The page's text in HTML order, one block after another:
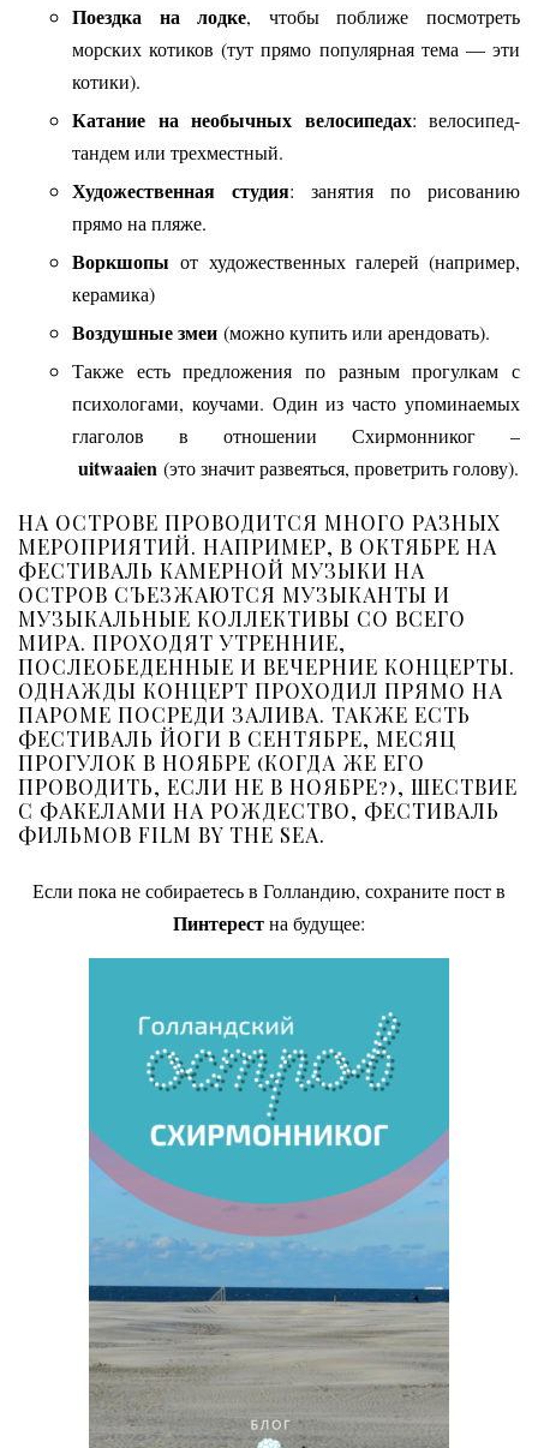
Поездка на лодке, чтобы поближе посмотреть
морских котиков (тут прямо популярная тема — эти
котики).
Катание на необычных велосипедах: велосипед-
тандем или трехместный.
Художественная студия: занятия по рисованию
прямо на пляже.
Воркшопы от художественных галерей (например,
керамика)
Воздушные змеи (можно купить или арендовать).
Также есть предложения по разным прогулкам с
психологами, коучами. Один из часто упоминаемых
глаголов в отношении Схирмонниког –
uitwaaien (это значит развеяться, проветрить голову).
НА ОСТРОВЕ ПРОВОДИТСЯ МНОГО РАЗНЫХ
МЕРОПРИЯТИЙ. НАПРИМЕР, В ОКТЯБРЕ НА
ФЕСТИВАЛЬ КАМЕРНОЙ МУЗЫКИ НА
ОСТРОВ СЪЕЗЖАЮТСЯ МУЗЫКАНТЫ И
МУЗЫКАЛЬНЫЕ КОЛЛЕКТИВЫ СО ВСЕГО
МИРА. ПРОХОДЯТ УТРЕННИЕ,
ПОСЛЕОБЕДЕННЫЕ И ВЕЧЕРНИЕ КОНЦЕРТЫ.
ОДНАЖДЫ КОНЦЕРТ ПРОХОДИЛ ПРЯМО НА
ПАРОМЕ ПОСРЕДИ ЗАЛИВА. ТАКЖЕ ЕСТЬ
ФЕСТИВАЛЬ ЙОГИ В СЕНТЯБРЕ, МЕСЯЦ
ПРОГУЛОК В НОЯБРЕ (КОГДА ЖЕ ЕГО
ПРОВОДИТЬ, ЕСЛИ НЕ В НОЯБРЕ?), ШЕСТВИЕ
С ФАКЕЛАМИ НА РОЖДЕСТВО, ФЕСТИВАЛЬ
ФИЛЬМОВ FILM BY THE SEA.
Если пока не собираетесь в Голландию, сохраните пост в
Пинтерестна будущее: